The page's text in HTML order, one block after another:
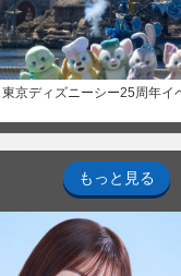
東京ディズニーシー25周年イ
もっと見る